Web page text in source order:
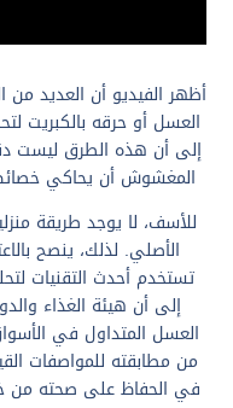
أظهر الفيديو أن العديد
العسل أو حرقه بالكبريت
إلى أن هذه الطرق ليست
المغشوش أن يحاكي
الأصلي. لذلك، ينصح
تستخدم أحدث التقنيات
إلى أن هيئة الغذاء
العسل المتداول في
من مطابقته للمواصفات
في الحفاظ على صحته من